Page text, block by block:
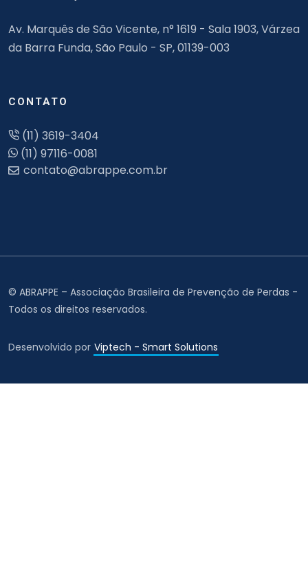
Av. Marquês de São Vicente, n° 1619 - Sala 1903, Várzea
da Barra Funda, São Paulo - SP, 01139-003
CONTATO
(11) 3619-3404
(11) 97116-0081
© ABRAPPE – Associação Brasileira de Prevenção de Perdas -
Todos os direitos reservados.
Desenvolvido por Viptech - Smart Solutions